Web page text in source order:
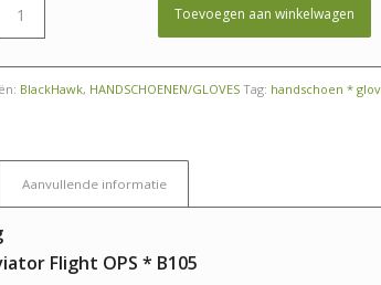
Toevoegen aan winkelwagen
BlackHawk, HANDSCHOENEN/GLOVES Tag: handschoen *
Aanvullende informatie
Flight OPS * B105